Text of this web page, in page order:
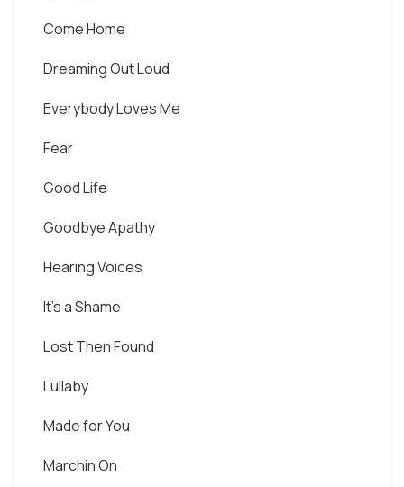
Come Home
Dreaming Out Loud
Everybody Loves Me
Fear
Good Life
Goodbye Apathy
Hearing Voices
It's a Shame
Lost Then Found
Lullaby
Made for You
Marchin On